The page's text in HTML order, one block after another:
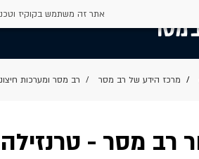
אתר זה משתמש בקוקיז
מרכז הידע של רב מסר רב מסר ומערכות
רב מסר - טרנזילה